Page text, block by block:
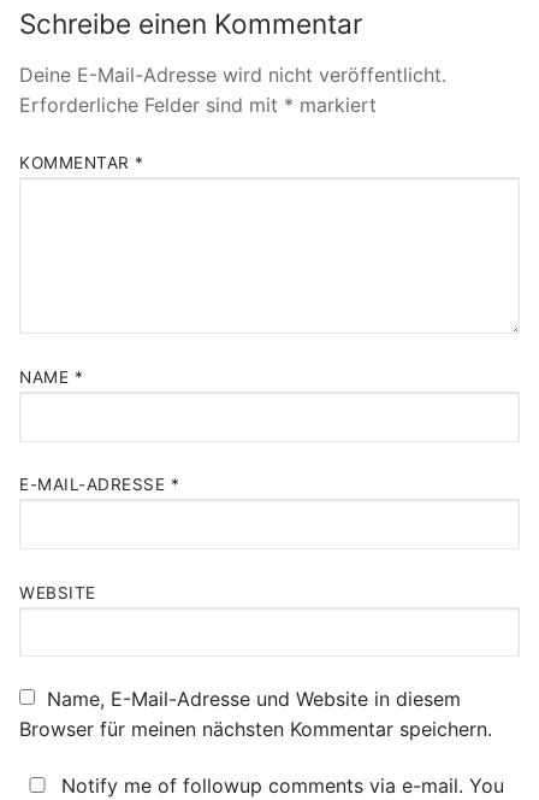
Schreibe einen Kommentar
Deine E-Mail-Adresse wird nicht veröffentlicht.
Erforderliche Felder sind mit * markiert
KOMMENTAR *
NAME *
E-MAIL-ADRESSE *
WEBSITE
Name, E-Mail-Adresse und Website in diesem
Browser für meinen nächsten Kommentar speichern.
Notify me of followup comments via e-mail. You